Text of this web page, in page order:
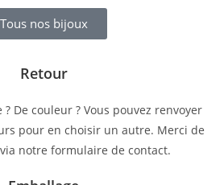
Tous nos bijoux
Retour
De couleur ? Vous pouvez renvoyer
pour en choisir un autre. Merci de
notre formulaire de contact.